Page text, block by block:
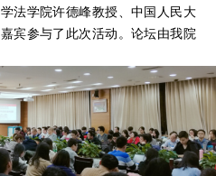
法学院许德峰教授、中国人民大
宾参与了此次活动。论坛由我院